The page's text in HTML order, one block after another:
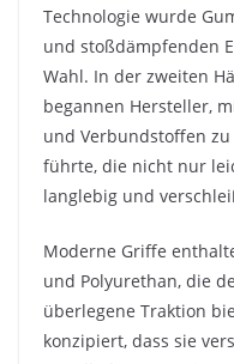
Technologie wurde
und stoßdämpfenden
Wahl. In der zweiten
begannen Hersteller,
und Verbundstoffen
führte, die nicht nur
langlebig und
Moderne Griffe
und Polyurethan, die
überlegene Traktion
konzipiert, dass sie